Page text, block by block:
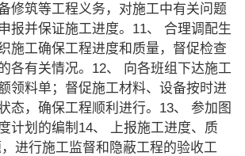
修筑等工程义务，对施工中有关问题
报并保证施工进度。11、 合理调配生
施工确保工程进度和质量，督促检查
各有关情况。12、 向各班组下达施工
领料单；督促施工材料、设备按时进
态，确保工程顺利进行。13、 参加图
计划的编制14、 上报施工进度、质
进行施工监督和隐蔽工程的验收工